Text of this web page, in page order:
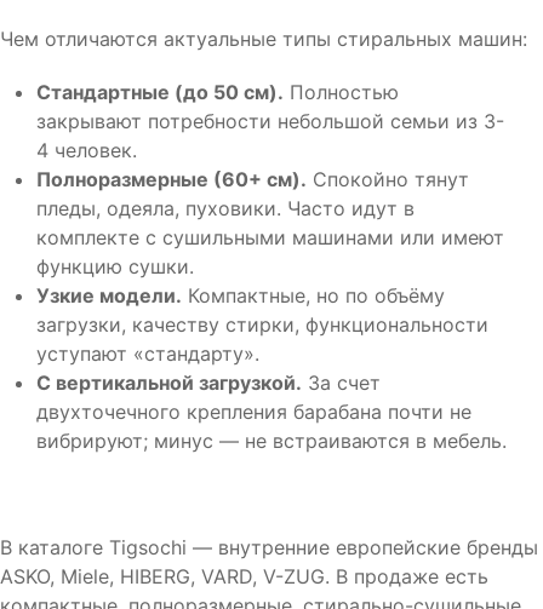
Чем отличаются актуальные типы стиральных машин:
Стандартные (до 50 см). Полностью
закрывают потребности небольшой семьи из 3-
4 человек.
Полноразмерные (60+ см). Спокойно тянут
пледы, одеяла, пуховики. Часто идут в
комплекте с сушильными машинами или имеют
функцию сушки.
Узкие модели. Компактные, но по объёму
загрузки, качеству стирки, функциональности
уступают «стандарту».
С вертикальной загрузкой. За счет
двухточечного крепления барабана почти не
вибрируют; минус — не встраиваются в мебель.
В каталоге Tigsochi — внутренние европейские бренды
ASKO, Miele, HIBERG, VARD, V-ZUG. В продаже есть